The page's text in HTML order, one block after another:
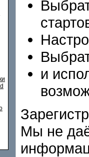
и
Мы не